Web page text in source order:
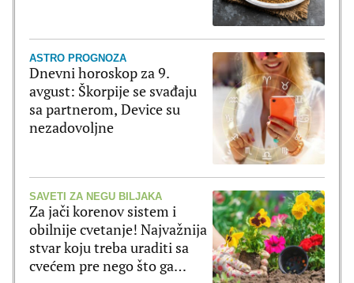
ASTRO PROGNOZA
Dnevni horoskop za 9.
avgust: Škorpije se svađaju
sa partnerom, Device su
nezadovoljne
SAVETI ZA NEGU BILJAKA
Za jači korenov sistem i
obilnije cvetanje! Najvažnija
stvar koju treba uraditi sa
cvećem pre nego što ga